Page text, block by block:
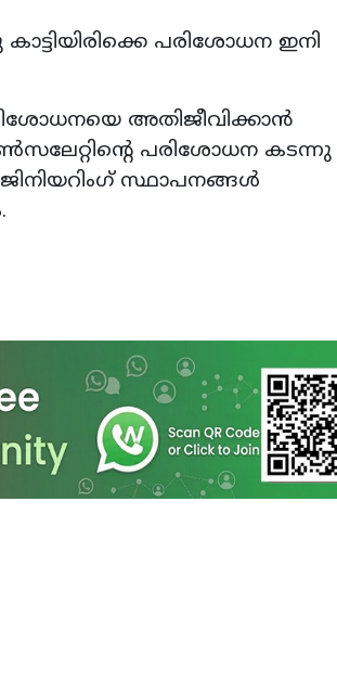
പരിശോധന ഇനി
അതിജീവിക്കാൻ
പരിശോധന കടന്നു
സ്ഥാപനങ്ങൾ